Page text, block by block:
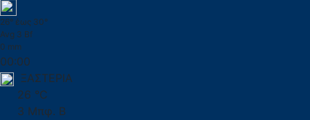
26° έως 30°
Avg 3 Bf
0 mm
00:00
ΞΑΣΤΕΡΙΑ
26 °C
3 Μπφ. Β